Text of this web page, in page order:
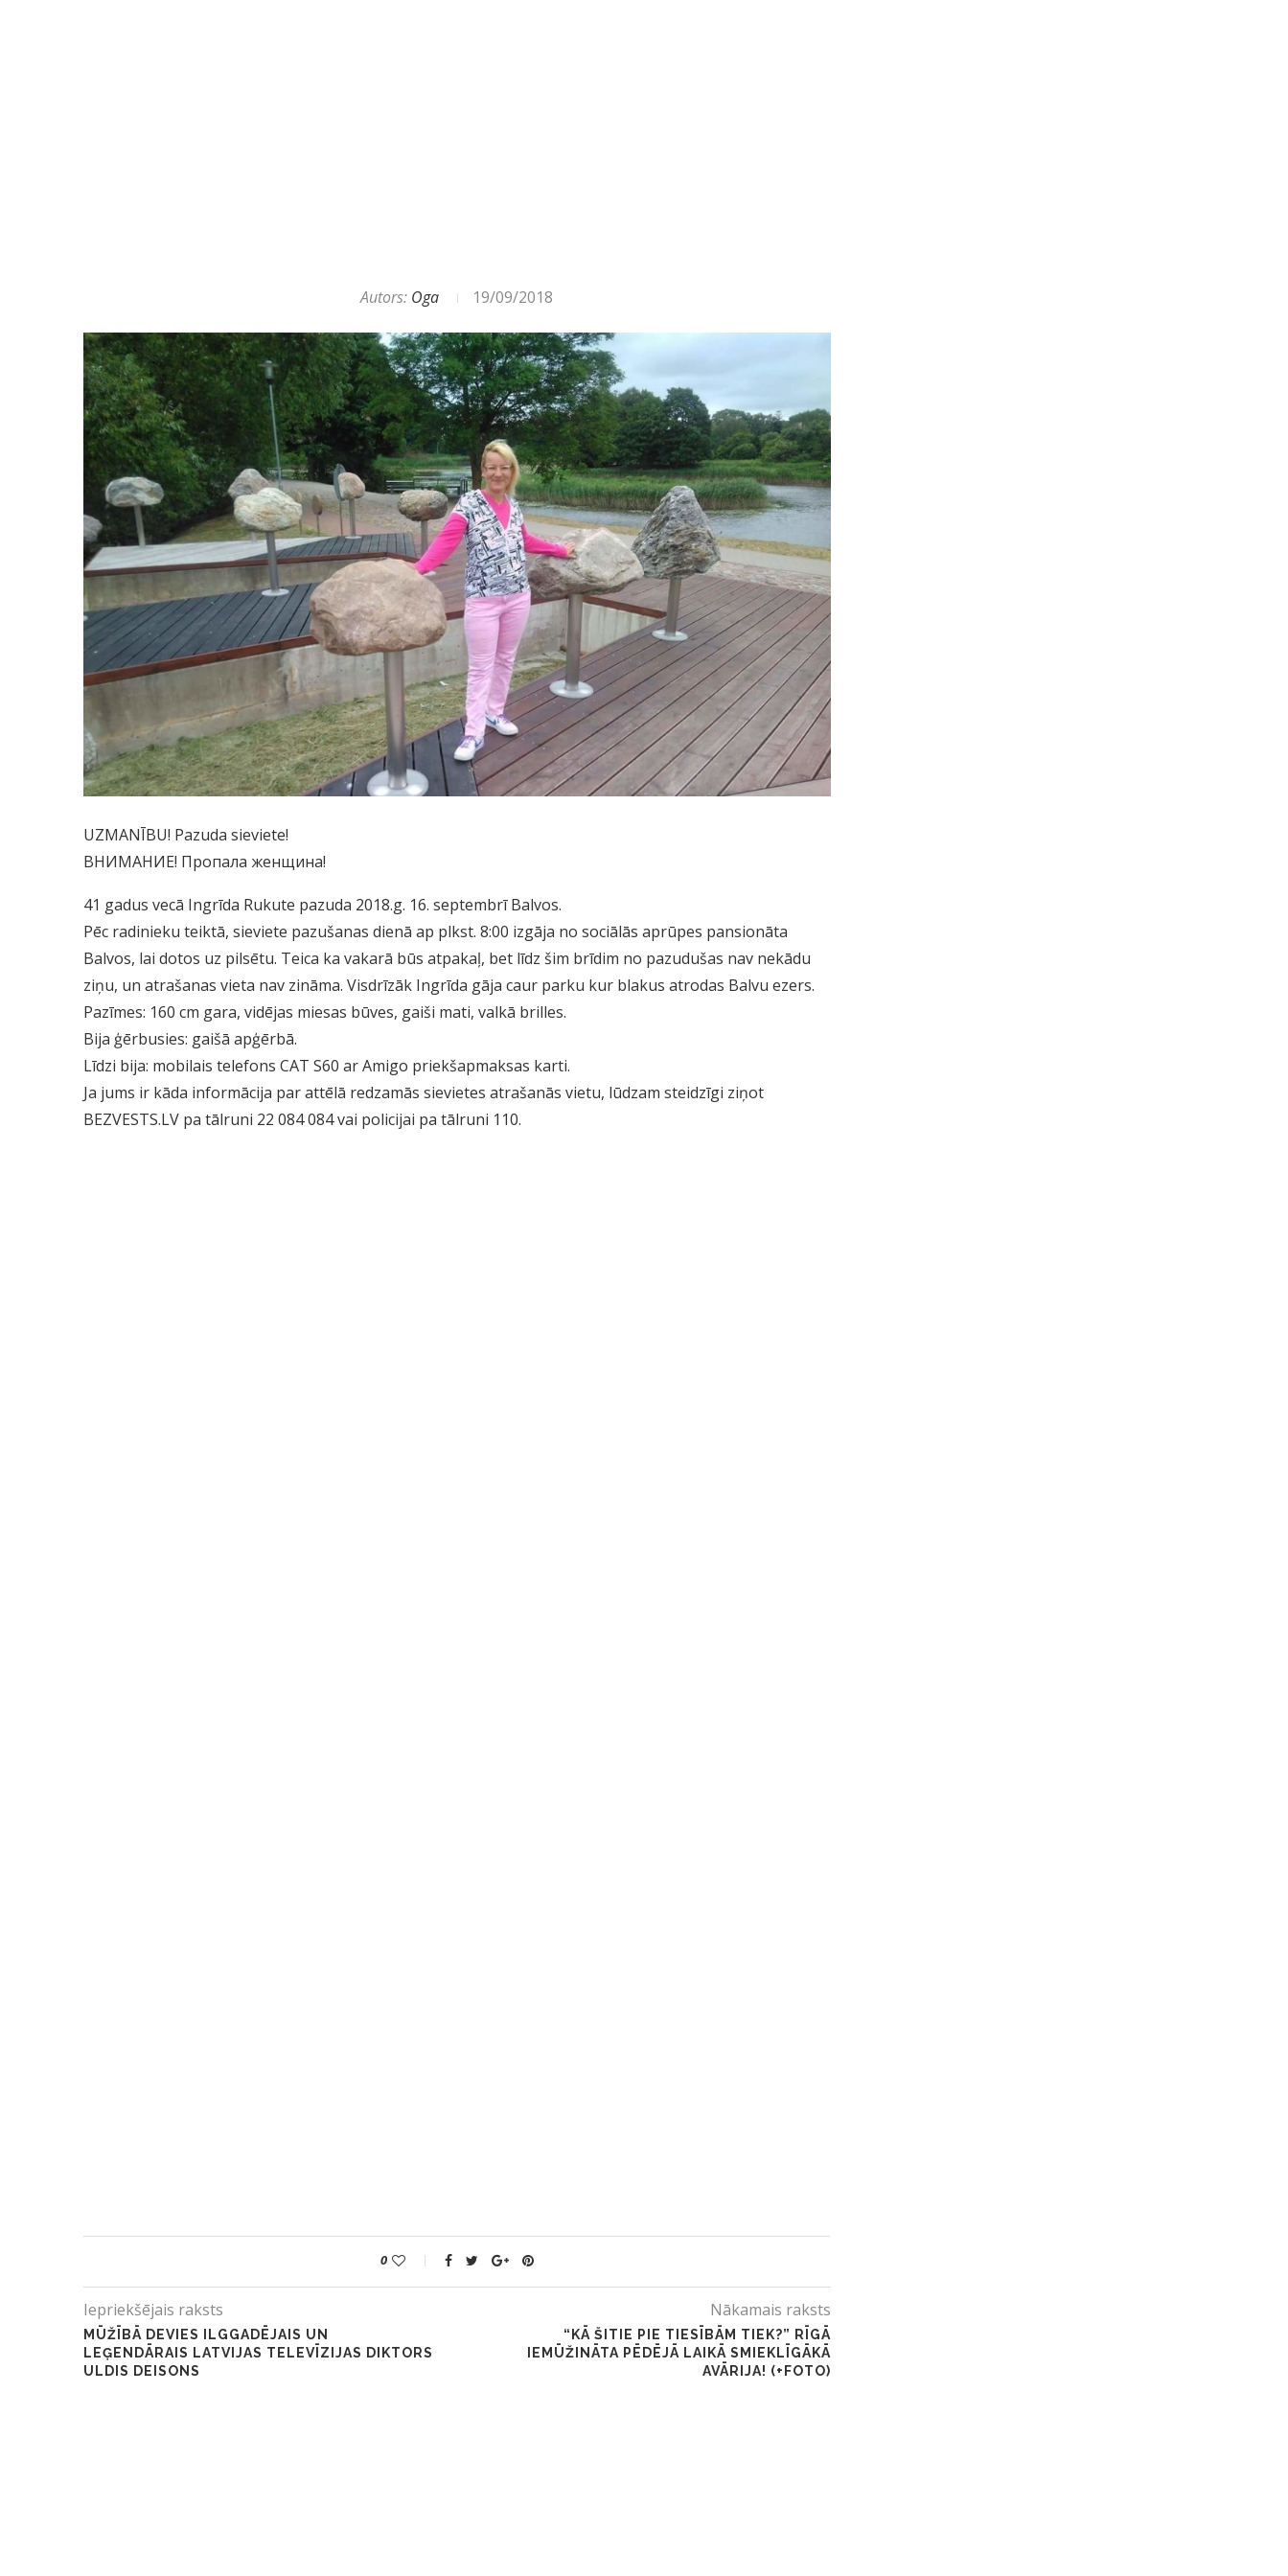
Autors: Oga 19/09/2018
UZMANĪBU! Pazuda sieviete!
ВНИМАНИЕ! Пропала женщина!
41 gadus vecā Ingrīda Rukute pazuda 2018.g. 16. septembrī Balvos.
Pēc radinieku teiktā, sieviete pazušanas dienā ap plkst. 8:00 izgāja no sociālās aprūpes pansionāta
Balvos, lai dotos uz pilsētu. Teica ka vakarā būs atpakaļ, bet līdz šim brīdim no pazudušas nav nekādu
ziņu, un atrašanas vieta nav zināma. Visdrīzāk Ingrīda gāja caur parku kur blakus atrodas Balvu ezers.
Pazīmes: 160 cm gara, vidējas miesas būves, gaiši mati, valkā brilles.
Bija ģērbusies: gaišā apģērbā.
Līdzi bija: mobilais telefons CAT S60 ar Amigo priekšapmaksas karti.
Ja jums ir kāda informācija par attēlā redzamās sievietes atrašanās vietu, lūdzam steidzīgi ziņot
BEZVESTS.LV pa tālruni 22 084 084 vai policijai pa tālruni 110.
0
Iepriekšējais raksts
MŪŽĪBĀ DEVIES ILGGADĒJAIS UN
LEĢENDĀRAIS LATVIJAS TELEVĪZIJAS DIKTORS
ULDIS DEISONS
Nākamais raksts
“KĀ ŠITIE PIE TIESĪBĀM TIEK?” RĪGĀ
IEMŪŽINĀTA PĒDĒJĀ LAIKĀ SMIEKLĪGĀKĀ
AVĀRIJA! (+FOTO)